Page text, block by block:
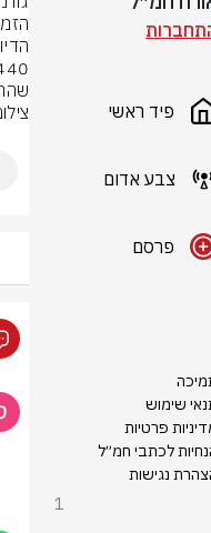
פיד ראשי
צבע אדום
פרסם
שימוש
פרטיות
לכתבי חמ״ל
נגישות
1